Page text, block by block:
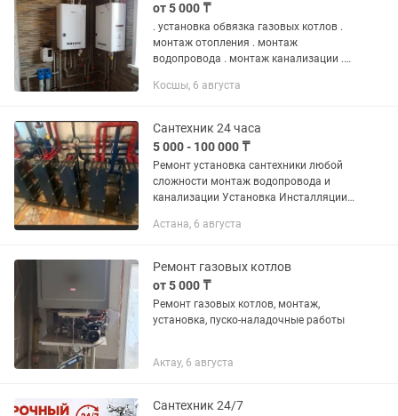
от 5 000 ₸
. установка обвязка газовых котлов .
монтаж отопления . монтаж
водопровода . монтаж канализации .
обслуживание газовых котлов,
чистка...
Косшы, 6 августа
Сантехник 24 часа
5 000 - 100 000 ₸
Ремонт установка сантехники любой
сложности монтаж водопровода и
канализации Установка Инсталляции
котлов и газовых колонок автомат
Астана, 6 августа
Ремонт газовых котлов
от 5 000 ₸
Ремонт газовых котлов, монтаж,
установка, пуско-наладочные работы
Актау, 6 августа
Сантехник 24/7